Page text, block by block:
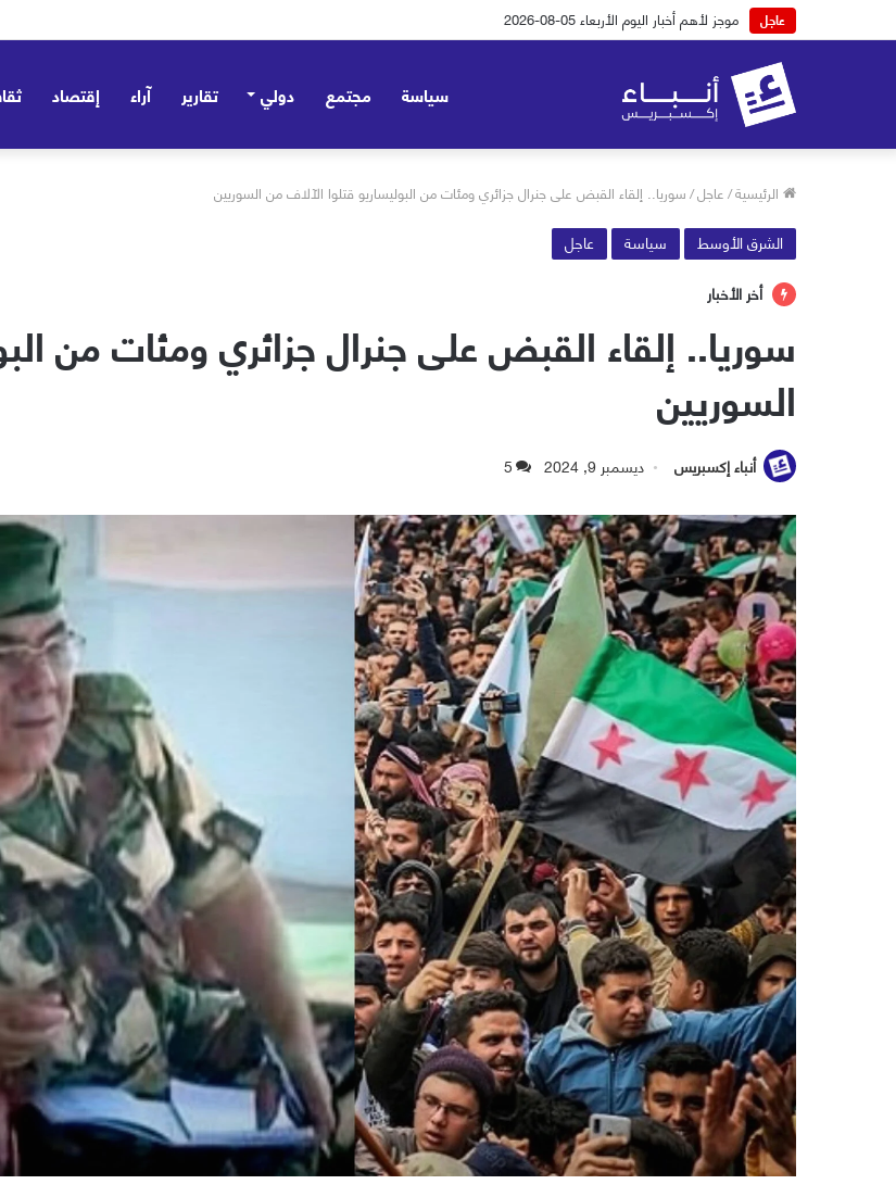
عاجل موجز لأهم أخبار اليوم الثلاثاء 04-08-2026
سياسة مجتمع دولي تقارير آراء إقتصاد
الرئيسية/عاجل/سوريا.. إلقاء القبض على جنرال جزائري ومئات من البوليساريو قتلوا الآلاف من السوريين
الشرق الأوسط سياسة
عاجل
أخر الأخبار
سوريا.. إلقاء القبض على جنرال جزائري ومئات من
السوريين
أنباء إكسبريس ديسمبر 9, 2024 5